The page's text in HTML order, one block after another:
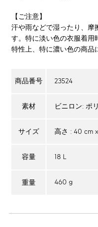
【ご注意】
汗や雨などで湿ったり、摩
す。特に淡い色の衣服着用
特性上、特に濃い色の商品
商品番号 23524
素材 ビニロン: ポ
サイズ 高さ : 40 cm
容量 18 L
重量 460 g